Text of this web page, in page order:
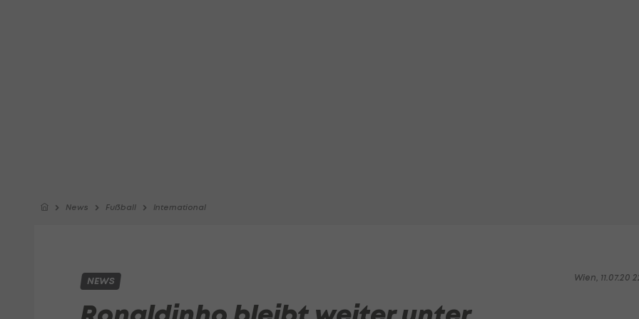
News Fußball International
Wien, 11.07.20
NEWS